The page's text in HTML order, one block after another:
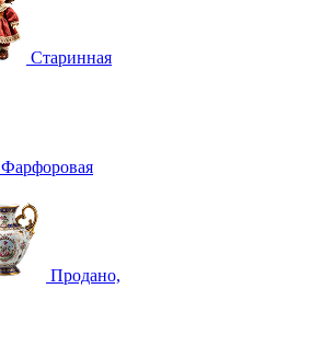
Старинная
Фарфоровая
Продано,